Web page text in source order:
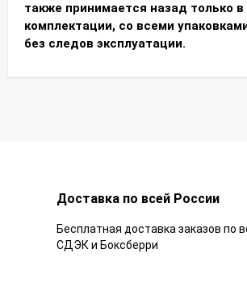
также принимается назад только в
комплектации, со всеми
без следов эксплуатации.
Доставка по всей России
Бесплатная доставка заказов по
СДЭК и Боксберри